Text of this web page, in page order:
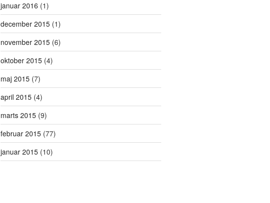
januar 2016 (1)
december 2015(1)
november 2015(6)
oktober 2015(4)
maj 2015(7)
april 2015(4)
marts 2015(9)
februar 2015(77)
januar 2015(10)